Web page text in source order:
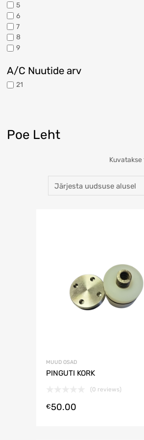
Poe Leht
MUUD OSAD
PINGUTI KORK
(0 reviews)
€50.00
5
6
7
8
9
A/C Nuutide arv
21